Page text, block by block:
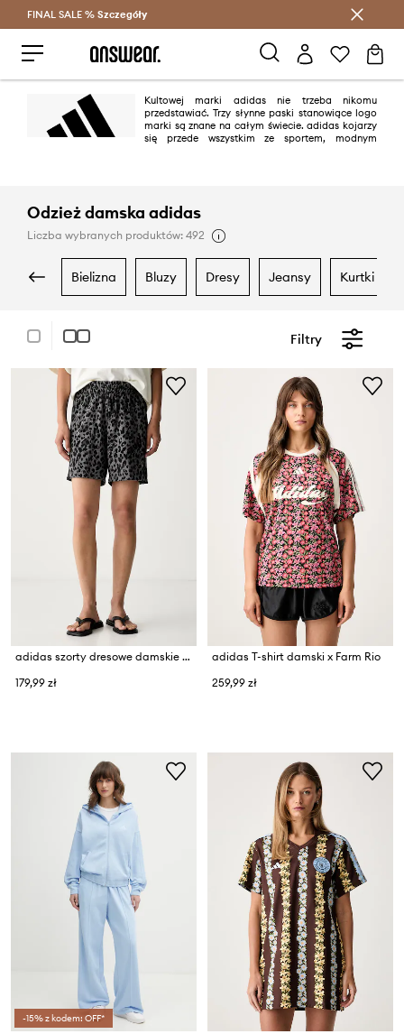
Oszczędzaj z Answear Club >
FINAL SALE % Szczegóły
Kultowej marki adidas nie trzeba nikomu
przedstawiać. Trzy słynne paski stanowiące logo
marki są znane na całym świecie. adidas kojarzy
się przede wszystkim ze sportem, modnym
Odzież damska adidas
Liczba wybranych produktów: 492
bielizna bluzy dresy jeansy kurtki
Filtry
adidas szorty dresowe damskie z bawełną Leopard Pack
179,99 zł
adidas T-shirt damski x Farm Rio
259,99 zł
-15% z kodem: OFF*